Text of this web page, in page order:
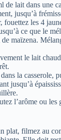
de lait dans une
jusqu’à
fouettez les 4
ce que le
maïzena.
le lait
la casserole,
jusqu’à
l’arôme ou les
plat, filmez au